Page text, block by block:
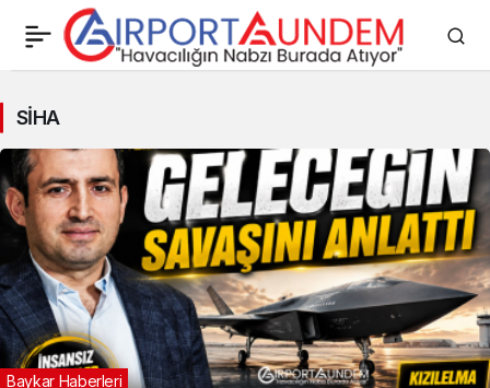
Haberleri
SİHA
Baykar Haberleri